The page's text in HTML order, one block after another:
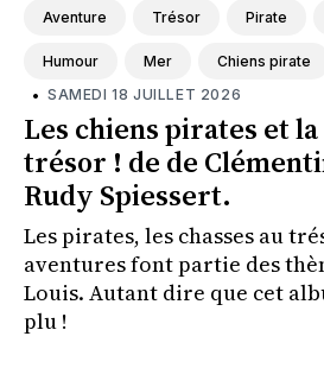
Aventure Trésor Pirate
Humour Mer Chiens pirate
• SAMEDI 18 JUILLET 2026
Les chiens pirates et
trésor ! de de
Rudy Spiessert.
Les pirates, les chasses au
aventures font partie des thèmes préférés de
Louis. Autant dire que cet
plu !